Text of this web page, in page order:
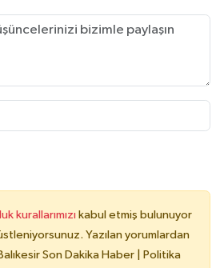
kurallarımızı kabul etmiş bulunuyor
Yazılan yorumlardan
Son Dakika Haber | Politika